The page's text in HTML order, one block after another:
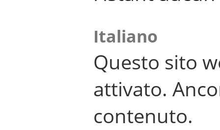
Italiano
Questo sito
attivato.
contenuto.